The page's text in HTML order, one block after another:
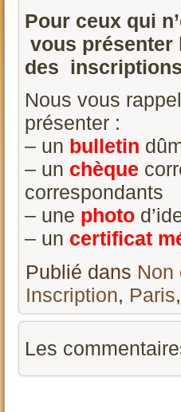
Pour ceux qui
vous présenter
des
Nous vous
présenter :
– un bulletin
– un chèque
correspondants
– une photo
– un certificat
Publié dans Non
Inscription, Paris,
Les